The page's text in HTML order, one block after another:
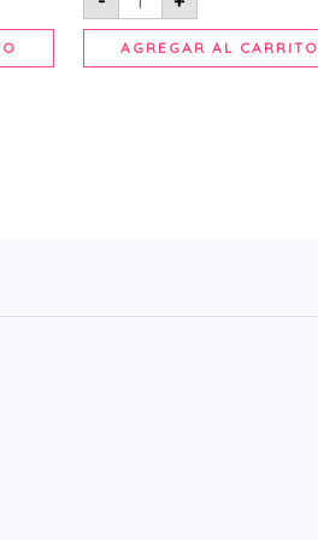
AGREGAR AL CARRITO